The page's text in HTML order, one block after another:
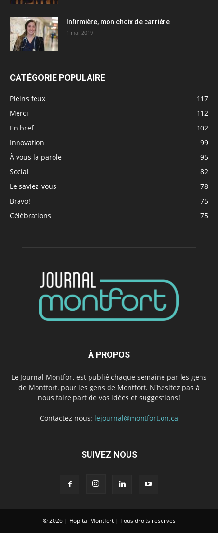
Infirmière, mon choix de carrière
1 mai 2019
CATÉGORIE POPULAIRE
Pleins feux
117
Merci
112
En bref
102
Innovation
99
À vous la parole
95
Social
82
Le saviez-vous
78
Bravo!
75
Célébrations
75
À PROPOS
Le Journal Montfort est publié chaque semaine par les gens
de Montfort, pour les gens de Montfort. N'hésitez pas à
nous faire part de vos idées et suggestions!
Contactez-nous: lejournal@montfort.on.ca
SUIVEZ NOUS
© 2026 | Hôpital Montfort | Tous droits réservés